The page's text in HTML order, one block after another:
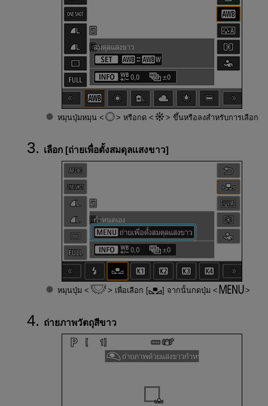
หมุนปุ่มหมุน หรือกด ขึ้นหรือลงสำหรับการเลือก
เลือก [ถ่ายเพื่อตั้งสมดุลแสงขาว]
หมุนปุ่ม เพื่อเลือก [ ] จากนั้นกดปุ่ม
ถ่ายภาพวัตถุสีขาว